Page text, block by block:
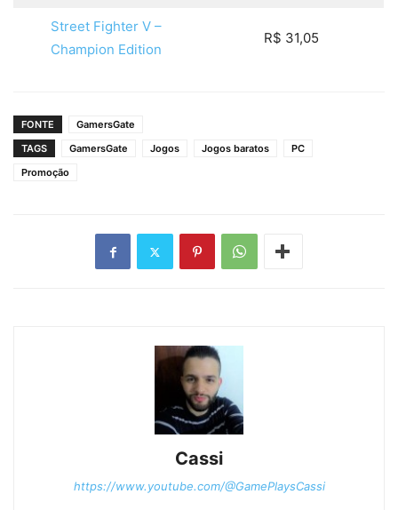
Street Fighter V –
Champion Edition
R$ 31,05
FONTE
GamersGate
TAGS
GamersGate Jogos Jogos baratos
PC
Promoção
Cassi
https://www.youtube.com/@GamePlaysCassi